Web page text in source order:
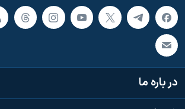
در باره ما